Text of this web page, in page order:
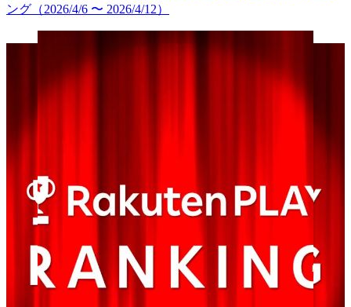
ング（2026/4/6 〜 2026/4/12）